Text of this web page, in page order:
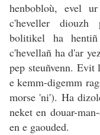
henbobloù, evel
c'heveller diouzh
bolitikel ha
c'hevellañ ha d'ar
pep steuñvenn. Evit
e kemm-digemm
morse 'ni'). Ha
neket en douar-
en e gaouded.